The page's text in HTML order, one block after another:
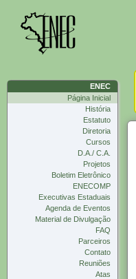
ENEC
Página Inicial
História
Estatuto
Diretoria
Cursos
D.A./ C.A.
Projetos
Boletim Eletrônico
ENECOMP
Executivas Estaduais
Agenda de Eventos
Material de Divulgação
FAQ
Parceiros
Contato
Reuniões
Atas